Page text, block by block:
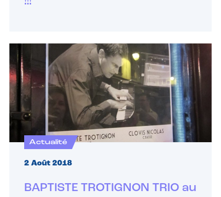
Actualité
2 Août 2018
BAPTISTE TROTIGNON TRIO au